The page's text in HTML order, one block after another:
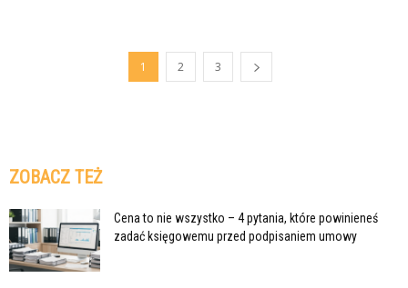
1 2 3
ZOBACZ TEŻ
Cena to nie wszystko – 4 pytania, które powinieneś
zadać księgowemu przed podpisaniem umowy